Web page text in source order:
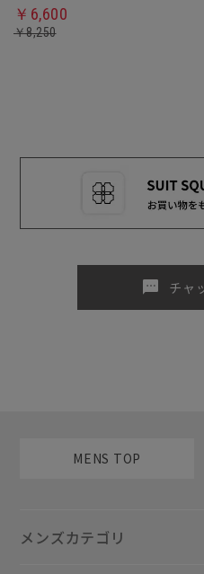
￥6,600
￥8,250
sms チャ
MENS TOP
メンズカテゴリ